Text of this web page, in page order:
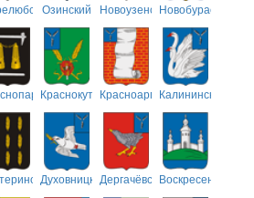
Озинский НовоузенскийНовобурасский
КраснокутскийКрасноармейский
Калининский
ДуховницкийДергачёвскийВоскресенский